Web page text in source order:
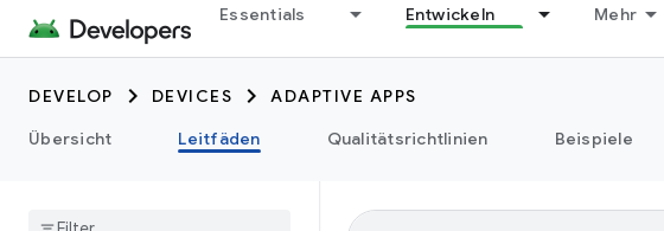
Essentials Entwickeln Mehr
DEVELOP DEVICES
ADAPTIVE APPS
Übersicht
Leitfäden Qualitätsrichtlinien Beispiele